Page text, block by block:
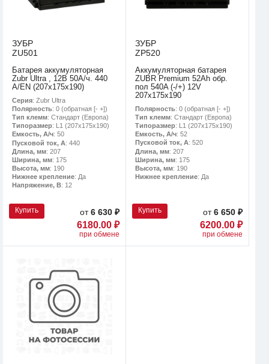
ЗУБР
ZU501
Батарея аккумуляторная
Zubr Ultra , 12В 50А/ч. 440
A/EN (207x175x190)
Серия: Zubr Ultra
Полярность: 0 (обратная [- +])
Тип клемм: Стандарт (Европа)
Типоразмер: L1 (207x175x190)
Емкость, А/ч: 50
Пусковой ток, А: 440
Длина, мм: 207
Ширина, мм: 175
Высота, мм: 190
Нижнее крепление: Да
Напряжение, В: 12
Купить от6 630 ₽
6180.00 ₽
при обмене
ЗУБР
ZP520
Аккумуляторная батарея
ZUBR Premium 52Ah обр.
пол 540A (-/+) 12V
207х175х190
Полярность: 0 (обратная [- +])
Тип клемм: Стандарт (Европа)
Типоразмер: L1 (207x175x190)
Емкость, А/ч: 52
Пусковой ток, А: 520
Длина, мм: 207
Ширина, мм: 175
Высота, мм: 190
Нижнее крепление: Да
Купить от6 650 ₽
6200.00 ₽
при обмене